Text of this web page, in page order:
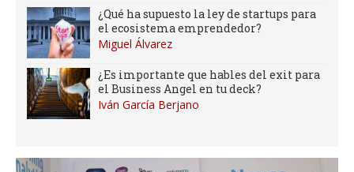
¿Qué ha supuesto la ley de startups para
el ecosistema emprendedor?
Miguel Álvarez
¿Es importante que hables del exit para
el Business Angel en tu deck?
Iván García Berjano